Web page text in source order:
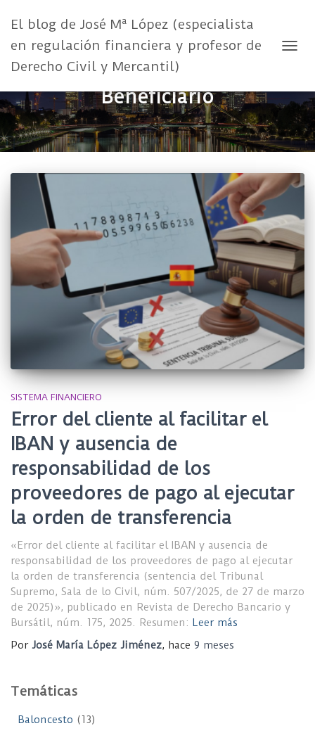
El blog de José Mª López (especialista
en regulación financiera y profesor de
Derecho Civil y Mercantil)
Beneficiario
SISTEMA FINANCIERO
Error del cliente al facilitar el
IBAN y ausencia de
responsabilidad de los
proveedores de pago al ejecutar
la orden de transferencia
«Error del cliente al facilitar el IBAN y ausencia de
responsabilidad de los proveedores de pago al ejecutar
la orden de transferencia (sentencia del Tribunal
Supremo, Sala de lo Civil, núm. 507/2025, de 27 de marzo
de 2025)», publicado en Revista de Derecho Bancario y
Bursátil, núm. 175, 2025. Resumen: Leer más
Por José María López Jiménez, hace 9 meses
Temáticas
Baloncesto (13)